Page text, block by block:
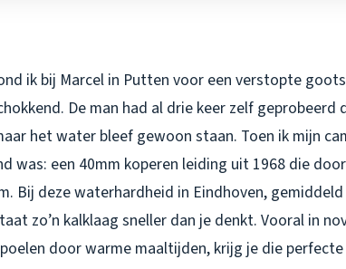
ik bij Marcel in Putten voor een verstopte
De man had al drie keer zelf
het water bleef gewoon staan. Toen ik mijn
was: een 40mm koperen leiding uit 1968 die
Bij deze waterhardheid in Eindhoven,
zo’n kalklaag sneller dan je denkt. Vooral in
door warme maaltijden, krijg je die